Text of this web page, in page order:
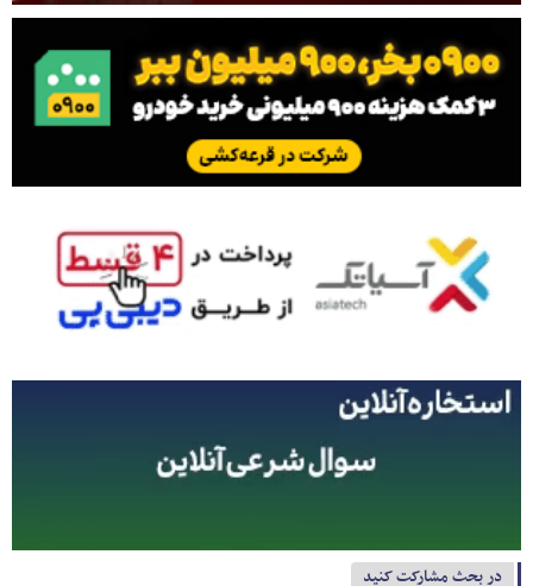
در بحث مشارکت کنید